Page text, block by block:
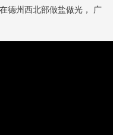
州西北部做盐做光， 广